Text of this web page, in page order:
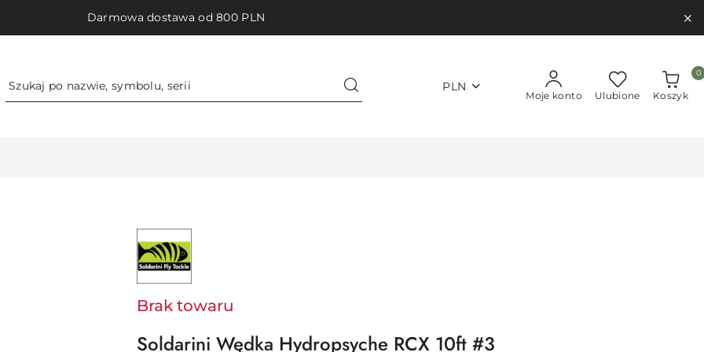
Darmowa dostawa od 800 PLN
PLN
Moje konto Ulubione Koszyk
0
NAZWA
PRODUCENTA:
SOLDARINI
Brak towaru
Soldarini Wędka Hydropsyche RCX 10ft #3